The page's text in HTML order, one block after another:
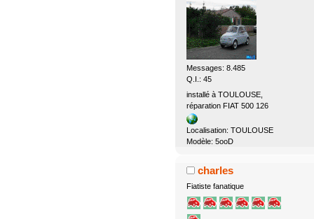
Messages: 8.485
Q.I.: 45
installé à TOULOUSE,
réparation FIAT 500 126
Localisation: TOULOUSE
Modèle: 5ooD
charles
Fiatiste fanatique